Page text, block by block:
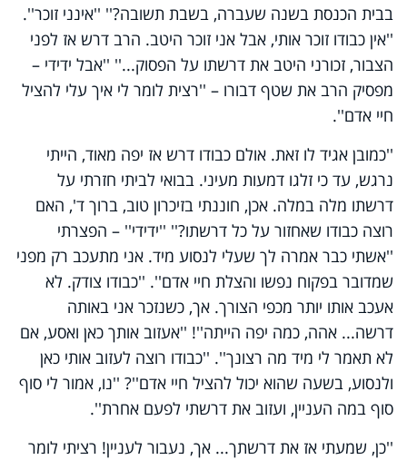
בבית הכנסת בשנה שעברה, בשבת תשובה?'' ''אינני זוכר''.
''אין כבודו זוכר אותי, אבל אני זוכר היטב. הרב דרש אז לפני
הצבור, זכורני היטב את דרשתו על הפסוק...'' ''אבל ידידי –
מפסיק הרב את שטף דבורו – ''רצית לומר לי איך עלי להציל
חיי אדם''.
''כמובן אגיד לו זאת. אולם כבודו דרש אז יפה מאוד, הייתי
נרגש, עד כי זלגו דמעות מעיני. בבואי לביתי חזרתי על
דרשתו מלה במלה. אכן, חוננתי בזיכרון טוב, ברוך ד', האם
רוצה כבודו שאחזור על כל דרשתו?'' ''ידידי'' – הפצרתי
''אשתי כבר אמרה לך שעלי לנסוע מיד. אני מתעכב רק מפני
שמדובר בפקוח נפשו והצלת חיי אדם''. ''כבודו צודק. לא
אעכב אותו יותר מכפי הצורך. אך, כשנזכר אני באותה
דרשה... אהה, כמה יפה הייתה''! ''אעזוב אותך כאן ואסע, אם
לא תאמר לי מיד מה רצונך''. ''כבודו רוצה לעזוב אותי כאן
ולנסוע, בשעה שהוא יכול להציל חיי אדם''? ''נו, אמור לי סוף
סוף במה העניין, ועזוב את דרשתי לפעם אחרת''.
''כן, שמעתי אז את דרשתך... אך, נעבור לעניין! רציתי לומר